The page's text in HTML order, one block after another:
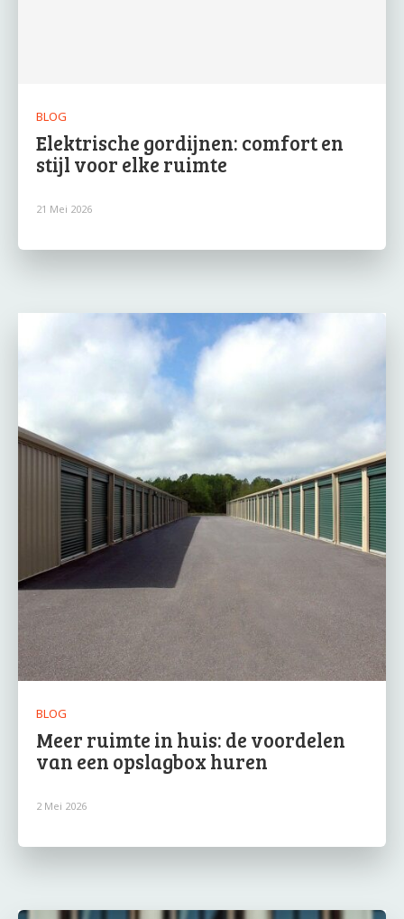
BLOG
Elektrische gordijnen: comfort en
stijl voor elke ruimte
21 Mei 2026
BLOG
Meer ruimte in huis: de voordelen
van een opslagbox huren
2 Mei 2026